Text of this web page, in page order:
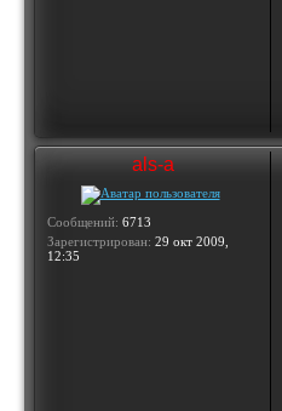
als-a
Сообщений: 6713
Зарегистрирован: 29 окт 2009,
12:35